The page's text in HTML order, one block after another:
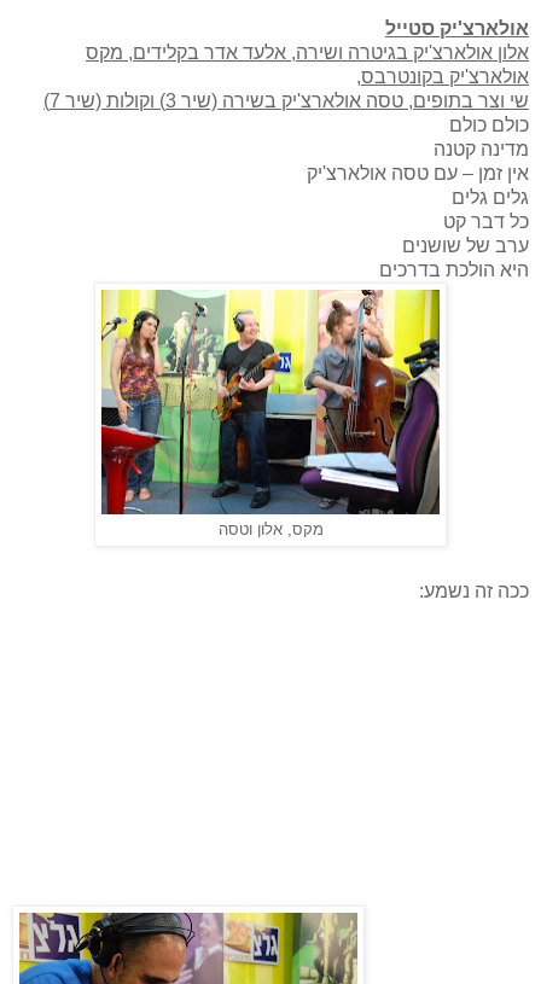
אולארצ'יק סטייל
אלון אולארצ'יק בגיטרה ושירה, אלעד אדר בקלידים, מקס
אולארצ'יק בקונטרבס,
שי וצר בתופים, טסה אולארצ'יק בשירה (שיר 3) וקולות (שיר 7)
כולם כולם
מדינה קטנה
אין זמן – עם טסה אולארצ'יק
גלים גלים
כל דבר קט
ערב של שושנים
היא הולכת בדרכים
מקס, אלון וטסה
ככה זה נשמע: